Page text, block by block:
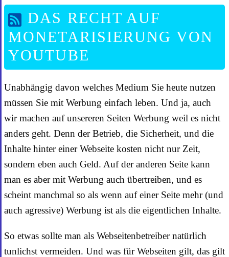
DAS RECHT AUF
MONETARISIERUNG VON
YOUTUBE
Unabhängig davon welches Medium Sie heute nutzen
müssen Sie mit Werbung einfach leben. Und ja, auch
wir machen auf unsereren Seiten Werbung weil es nicht
anders geht. Denn der Betrieb, die Sicherheit, und die
Inhalte hinter einer Webseite kosten nicht nur Zeit,
sondern eben auch Geld. Auf der anderen Seite kann
man es aber mit Werbung auch übertreiben, und es
scheint manchmal so als wenn auf einer Seite mehr (und
auch agressive) Werbung ist als die eigentlichen Inhalte.
So etwas sollte man als Webseitenbetreiber natürlich
tunlichst vermeiden. Und was für Webseiten gilt, das gilt